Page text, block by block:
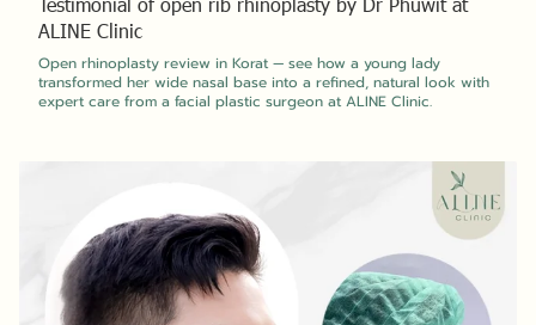
ALINE Clinic
Open rhinoplasty review in Korat — see how a young lady
transformed her wide nasal base into a refined, natural look with
expert care from a facial plastic surgeon at ALINE Clinic.